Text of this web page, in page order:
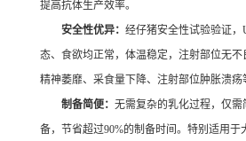
提高抗体生产效率。
安全性优异： 经仔猪安全性试验验证，
态、食欲均正常，体温稳定，注射部位无
精神萎靡、采食量下降、注射部位肿胀溃疡
制备简便： 无需复杂的乳化过程，仅需
备，节省超过90%的制备时间。特别适用